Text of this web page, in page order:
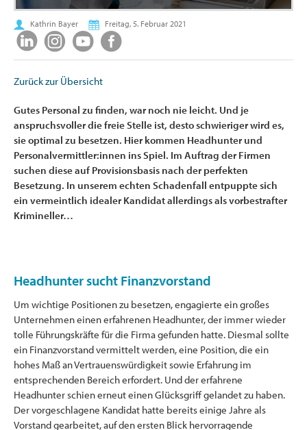
Kathrin Bayer Freitag, 5. Februar 2021
Zurück zur Übersicht
Gutes Personal zu finden, war noch nie leicht. Und je
anspruchsvoller die freie Stelle ist, desto schwieriger wird es,
sie optimal zu besetzen. Hier kommen Headhunter und
Personalvermittler:innen ins Spiel. Im Auftrag der Firmen
suchen diese auf Provisionsbasis nach der perfekten
Besetzung. In unserem echten Schadenfall entpuppte sich
ein vermeintlich idealer Kandidat allerdings als vorbestrafter
Krimineller…
Headhunter sucht Finanzvorstand
Um wichtige Positionen zu besetzen, engagierte ein großes
Unternehmen einen erfahrenen Headhunter, der immer wieder
tolle Führungskräfte für die Firma gefunden hatte. Diesmal sollte
ein Finanzvorstand vermittelt werden, eine Position, die ein
hohes Maß an Vertrauenswürdigkeit sowie Erfahrung im
entsprechenden Bereich erfordert. Und der erfahrene
Headhunter schien erneut einen Glücksgriff gelandet zu haben.
Der vorgeschlagene Kandidat hatte bereits einige Jahre als
Vorstand gearbeitet, auf den ersten Blick hervorragende